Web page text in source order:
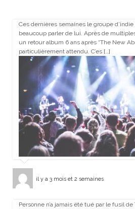
Ces dernières semaines le groupe
beaucoup parler de lui. Après de
un retour album 6 ans après “The New
particulièrement attendu. C’es […]
il y a 3 mois et 2 semaines
Personne n’a jamais été tué par le fusil de